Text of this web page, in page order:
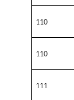
110
110
111